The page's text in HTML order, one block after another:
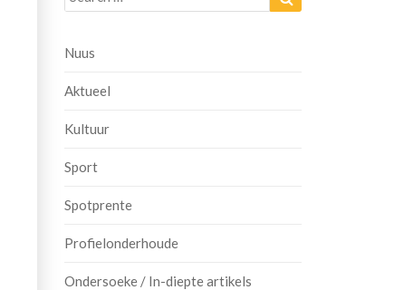
for:
Nuus
Aktueel
Kultuur
Sport
Spotprente
Profielonderhoude
Ondersoeke / In-diepte artikels